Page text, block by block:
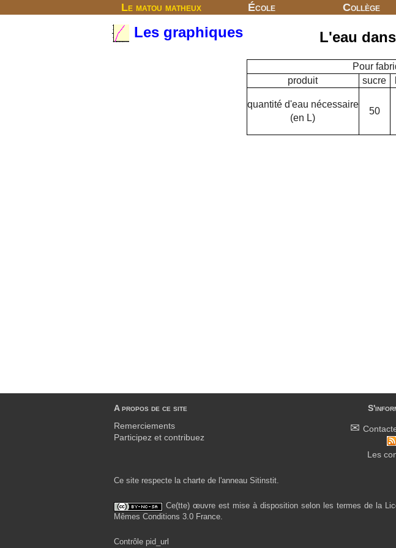
Le matou matheux École Collège
Les graphiques L'eau
Pour
produit
sucre
quantité d'eau nécessaire
(en L)
50
A propos de ce site
Remerciements
Participez et contribuez
Les
Ce site respecte la charte de l'anneau Sitinstit.
Ce(tte) œuvre est mise à disposition selon les termes de la
Mêmes Conditions 3.0 France.
Contrôle pid_url